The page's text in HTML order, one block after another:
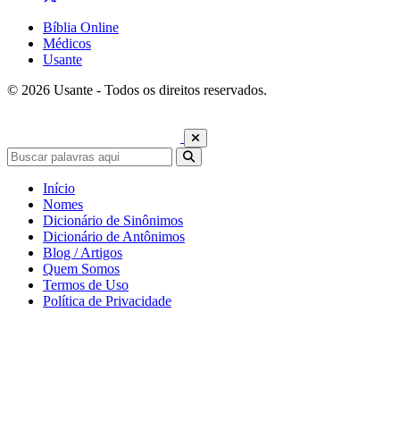
Bíblia Online
Médicos
Usante
© 2026 Usante - Todos os direitos reservados.
Início
Nomes
Dicionário de Sinônimos
Dicionário de Antônimos
Blog / Artigos
Quem Somos
Termos de Uso
Política de Privacidade